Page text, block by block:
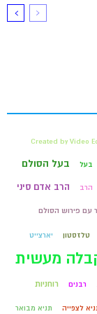
Created by Video
בעל בעל הסולם
הרב הרב אדם סיני
עם פירוש הסולם
טלזסטון יארצייט
מעשית
רבנים רוחניות
לצפייה תניא מבואר